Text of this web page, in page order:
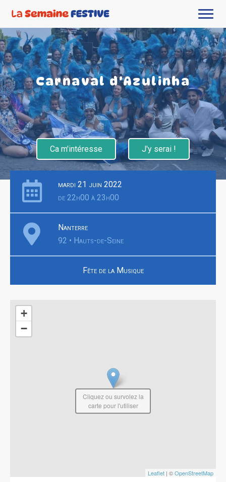
Carnaval d'Azulinha
Ca m'intéresse J'y serai !
mardi 21 juin 2022
de 22h00 à 23h00
Nanterre
92 • Hauts-de-Seine
Fête de la Musique
+
−
Leaflet | ©OpenStreetMap
Cliquez ou survolez la
carte pour l'utiliser